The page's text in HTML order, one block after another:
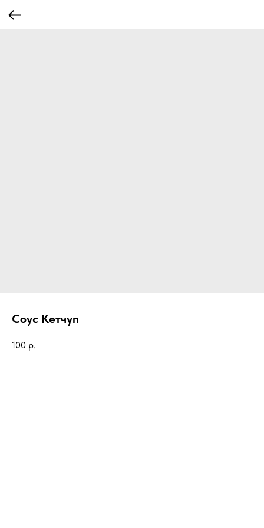
Соус Кетчуп
100 р.